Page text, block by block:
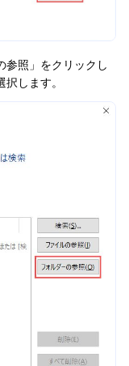
参照」をクリックし
します。